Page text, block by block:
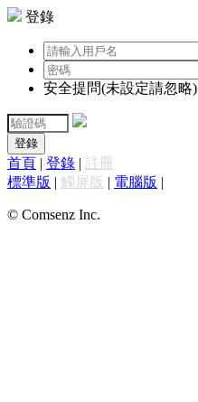
登錄
安全提問(未設定請忽略)
登錄
首頁 | 登錄 | 註冊
標準版 | 觸屏版 | 電腦版 |
© Comsenz Inc.